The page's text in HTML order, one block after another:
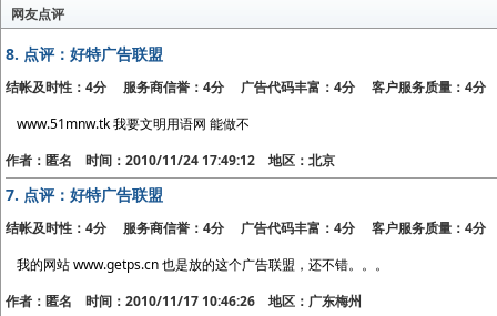
网友点评
8. 点评：好特广告联盟
结帐及时性：4分 服务商信誉：4分 广告代码丰富：4分 客户服务质量：4分
www.51mnw.tk 我要文明用语网 能做不
作者：匿名 时间：2010/11/24 17:49:12 地区：北京
7. 点评：好特广告联盟
结帐及时性：4分 服务商信誉：4分 广告代码丰富：4分 客户服务质量：4分
我的网站 www.getps.cn 也是放的这个广告联盟，还不错。。。
作者：匿名 时间：2010/11/17 10:46:26 地区：广东梅州